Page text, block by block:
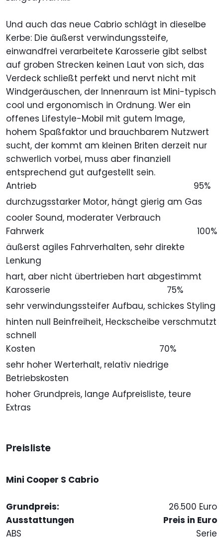
Und auch das neue Cabrio schlägt in dieselbe
Kerbe: Die äußerst verwindungssteife,
einwandfrei verarbeitete Karosserie gibt selbst
auf groben Strecken keinen Laut von sich, das
Verdeck schließt perfekt und nervt nicht mit
Windgeräuschen, der Innenraum ist Mini-typisch
cool und ergonomisch in Ordnung. Wer ein
offenes Lifestyle-Mobil mit gutem Image,
hohem Spaßfaktor und brauchbarem Nutzwert
sucht, der kommt am kleinen Briten derzeit nur
schwerlich vorbei, muss aber finanziell
entsprechend gut aufgestellt sein.
Antrieb
95%
durchzugsstarker Motor, hängt gierig am Gas
cooler Sound, moderater Verbrauch
Fahrwerk
100%
äußerst agiles Fahrverhalten, sehr direkte
Lenkung
hart, aber nicht übertrieben hart abgestimmt
Karosserie
75%
sehr verwindungssteifer Aufbau, schickes Styling
hinten null Beinfreiheit, Heckscheibe verschmutzt
schnell
Kosten
70%
sehr hoher Werterhalt, relativ niedrige
Betriebskosten
hoher Grundpreis, lange Aufpreisliste, teure
Extras
Preisliste
Mini Cooper S Cabrio
Grundpreis:
26.500 Euro
Ausstattungen
Preis in Euro
ABS
Serie